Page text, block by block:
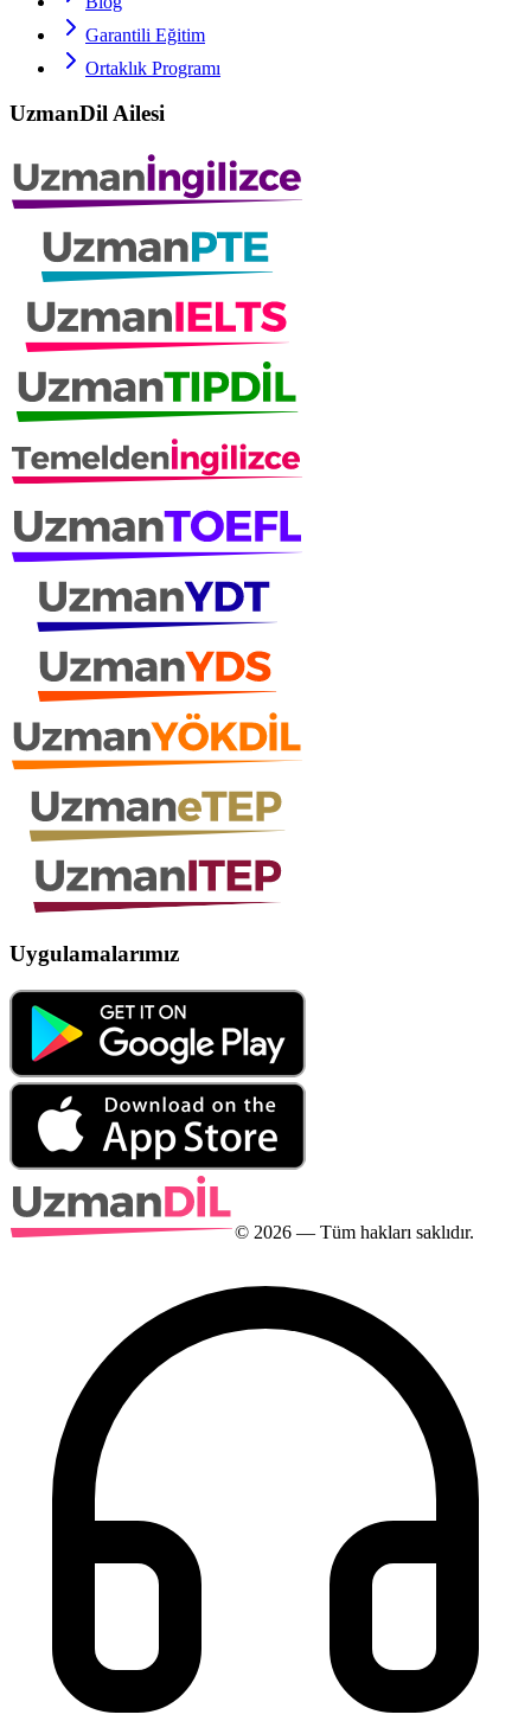
Garantili Eğitim
Ortaklık Programı
UzmanDil Ailesi
Uygulamalarımız
© 2026 — Tüm hakları saklıdır.